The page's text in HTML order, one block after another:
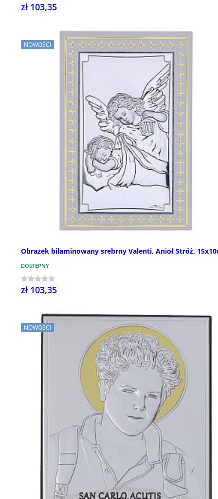
zł 103,35
NOWOŚCI
Obrazek bilaminowany srebrny Valenti, Anioł Stróż,
DOSTĘPNY
zł 103,35
NOWOŚCI